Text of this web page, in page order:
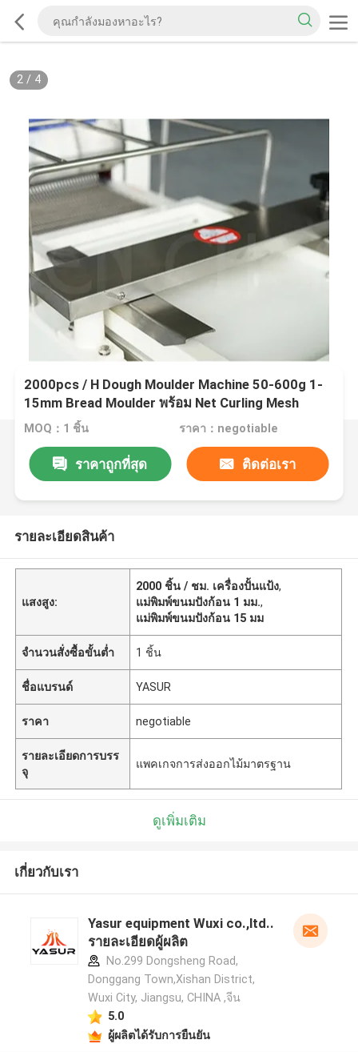
2/ 4
2000pcs / H Dough Moulder Machine 50-600g 1-
15mm Bread Moulder พร้อม Net Curling Mesh
MOQ：1 ชิ้น ราคา：negotiable
ราคาถูกที่สุด ติดต่อเรา
รายละเอียดสินค้า
แสงสูง:
2000 ชิ้น / ชม. เครื่องปั้นแป้ง,
แม่พิมพ์ขนมปังก้อน 1 มม.,
แม่พิมพ์ขนมปังก้อน 15 มม
จำนวนสั่งซื้อขั้นต่ำ 1 ชิ้น
ชื่อแบรนด์ YASUR
ราคา negotiable
รายละเอียดการบรร
จุ
แพคเกจการส่งออกไม้มาตรฐาน
ดูเพิ่มเติม
เกี่ยวกับเรา
Yasur equipment Wuxi co.,ltd..
รายละเอียดผู้ผลิต
No.299 Dongsheng Road,
Donggang Town,Xishan District,
Wuxi City, Jiangsu, CHINA ,จีน
5.0
ผู้ผลิตได้รับการยืนยัน